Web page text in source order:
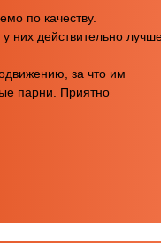
по качеству.
них действительно
за что им
парни. Приятно